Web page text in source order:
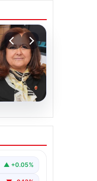
▲ +0.05%